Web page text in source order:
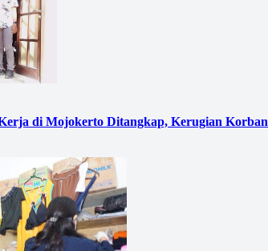
di Mojokerto Ditangkap, Kerugian